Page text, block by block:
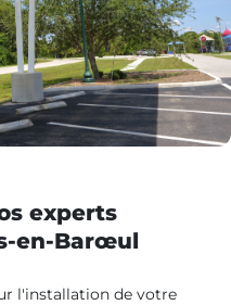
experts
en-Barœul
l'installation de votre